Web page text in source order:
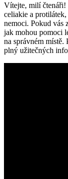
Vítejte, milí ⁢čtenáři!
celiakie a
nemoci. Pokud vás​
jak mohou pomoci
na správném
plný užitečných